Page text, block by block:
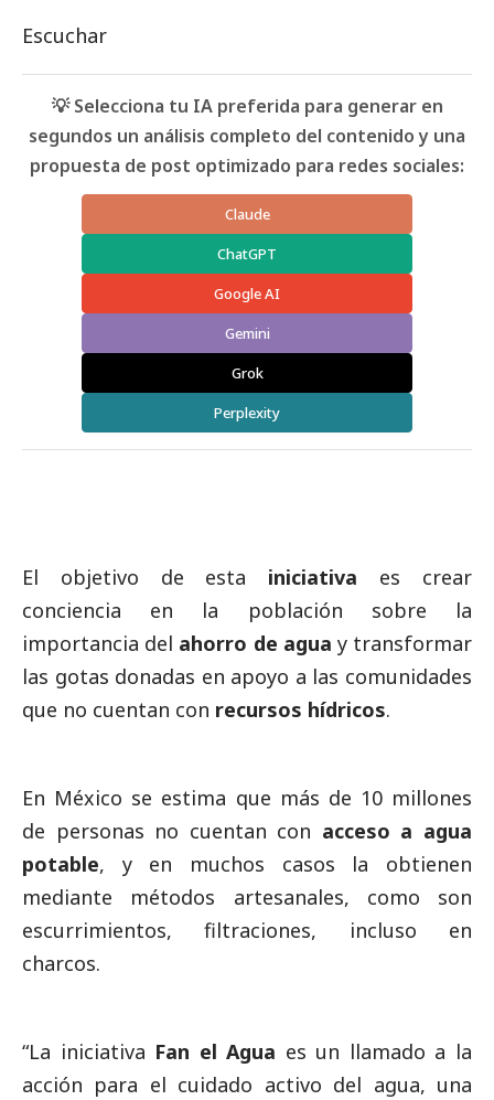
Escuchar
💡 Selecciona tu IA preferida para generar en
segundos un análisis completo del contenido y una
propuesta de post optimizado para redes sociales:
Claude
ChatGPT
Google AI
Gemini
Grok
Perplexity
El objetivo de esta iniciativa es crear
conciencia en la población sobre la
importancia del ahorro de agua y transformar
las gotas donadas en apoyo a las comunidades
que no cuentan con recursos hídricos.
En México se estima que más de 10 millones
de personas no cuentan con acceso a agua
potable, y en muchos casos la obtienen
mediante métodos artesanales, como son
escurrimientos, filtraciones, incluso en
charcos.
“La iniciativa Fan el Agua es un llamado a la
acción para el cuidado activo del agua, una